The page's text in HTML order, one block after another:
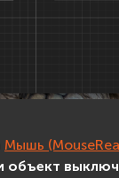
Мышь
объект